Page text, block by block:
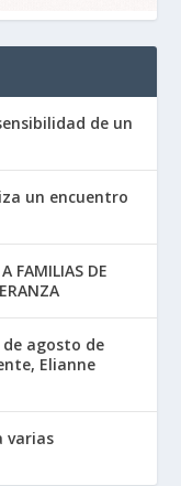
de un
un encuentro
FAMILIAS DE
agosto de
Elianne
varias